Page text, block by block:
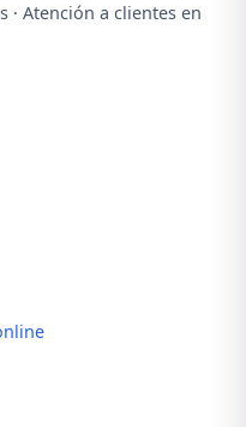
· Atención a clientes en